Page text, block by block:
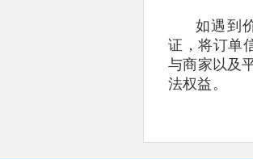
如遇到
证，将订单
与商家以及
法权益。